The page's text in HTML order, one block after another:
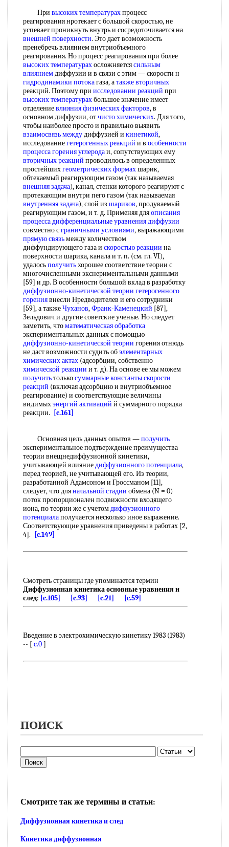
При высоких температурахпроцесс
реагирования нротекает с большой скоростью, не
успевает проникнуть внутрь и сосредоточивается на
внешней поверхности. Это дает возможность
пренебречь влиянием внутриобъемного
реагирования. Но процесс реагирования при более
высоких температурахосложняетсясильным
влияниемдиффузии и в связи с этим — скорости н
гидродинамики потокагаза, атакже вторичных
реакций. Поэтому при исследовании реакций при
высоких температурахбольшое значение имеет
отделениевлияния физических факторов, в
основном диффузии, отчисто химических. Для того,
чтобы наиболее просто и правильно выявить
взаимосвязь междудиффузией и кинетикой,
исследованиегетерогенных реакций и в особенности
процессагорения углеродаи, сопутствующих ему
вторичных реакций проводилось в определенных
простейшихгеометрических формахшарик,
обтекаемый реагирующим газом (так называемая
внешняя задача), канал, стенки которого реагируют с
протекающим внутри пего газом (так называемая
внутренняя задача), слой из шариков, продуваемый
реагирующим газом, и т. д. Применяя дляописания
процессадифференциальные уравнения диффузии
совместно сграничными условиями, выражающими
прямую связьмежду количеством
диффундирующего газа и скоростью реакции на
поверхности шарика, канала и т. п. (см. гл. VI),
удалосьполучитьхорошее соответствие теории с
многочисленными экснериментальными данными
[59] и др. В особенности большой вклад в разработку
диффузионно-кинетической теории гетерогенного
горениявнесли Нредводителев и его сотрудники
[59], а такжеЧуханов,Франк-Каменецкий [87],
Зельдович и другие советские ученые. Но следует
заметить, чтоматематическая обработка
экспериментальных данных с помощью
диффузионно-кинетической теории горения отнюдь
не даст возможности судить обэлементарных
химических актах (адсорбции, собственно
химической реакции и т. д). На основе ее мы можем
получитьтолькосуммарные константы скорости
реакций (включая адсорбцию и внутриобъемное
реагирование) и соответствующие величины
видимыхэнергий активаций й суммарного порядка
реакции.
[c.161]
Основная цель данных опытов —получить
экспериментальное подтверждение преимущества
теории внещнедиффузионной кинетики,
учитывающей влияниедиффузионного потенциала,
перед теорией, не учитывающей его. Из теории,
разработанной Адамсоном и Гроссманом [11],
следует, что дляначальной стадии обмена (N = 0)
поток пропорционален подвижности входящего
иона, по теории же с учетомдиффузионного
потенциалаполучается несколько иное выражение.
Соответствующие уравнения приведены в работах [2,
4].
[c.149]
Смотреть страницы где упоминается термин
Диффузионная кинетика основные уравнения и
след: [c.105] [c.93] [c.21] [c.59]
Введение в электрохимическую кинетику 1983 (1983)
-- [ c.0]
ПОИСК
Смотрите так же термины и статьи:
Диффузионная кинетика и след
Кинетика диффузионная